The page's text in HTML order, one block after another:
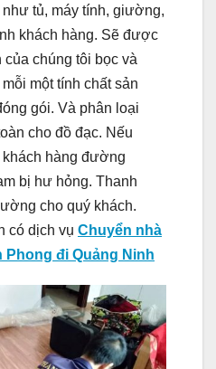
tủ, máy tính, giường,
khách hàng. Sẽ được
chúng tôi bọc và
một tính chất sản
gói. Và phân loại
cho đồ đạc. Nếu
khách hàng đường
bị hư hỏng. Thanh
cho quý khách.
có dịch vụ Chuyển nhà
Phong đi Quảng Ninh